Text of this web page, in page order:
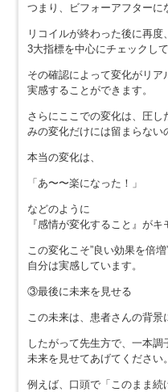
つまり、ビフォーアフターに
リコイルが終わった後に再度、
3大指標を中心にチェックし
その確認によって変化がリ
実感することができます。
さらにここでの変化は、圧
みの変化だけには留まらない
本当の変化は、
「あ〜〜楽になった！」
などのように
『感情が変化すること』がキ
この変化こそ”良い効果を倍増
自分は実感しています。
③最後に未来を見せる
この未来は、患者さんの背景
したがって先生方で、一本調
未来を見せてあげてください。
例えば、口頭で「このまま続